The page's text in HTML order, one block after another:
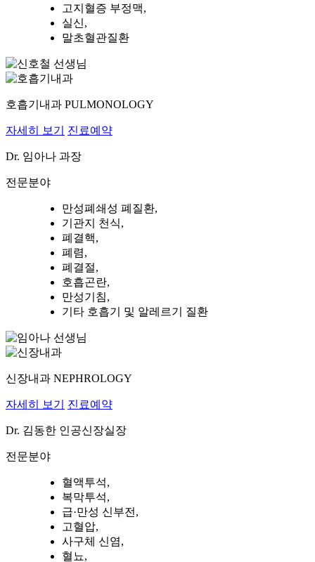
고지혈증 부정맥,
실신,
말초혈관질환
호흡기내과 PULMONOLOGY
자세히 보기 진료예약
Dr. 임아나 과장
전문분야
만성폐쇄성 폐질환,
기관지 천식,
폐결핵,
폐렴,
폐결절,
호흡곤란,
만성기침,
기타 호흡기 및 알레르기 질환
신장내과 NEPHROLOGY
자세히 보기 진료예약
Dr. 김동한 인공신장실장
전문분야
혈액투석,
복막투석,
급·만성 신부전,
고혈압,
사구체 신염,
혈뇨,